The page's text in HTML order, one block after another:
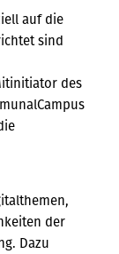
auf die
sind
des
der
Dazu